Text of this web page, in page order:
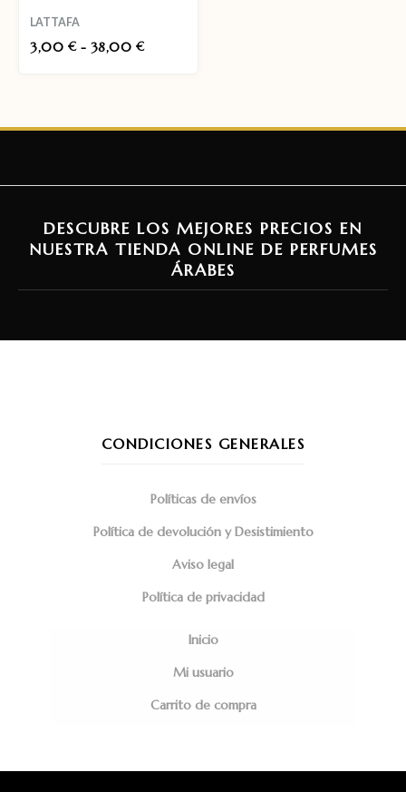
LATTAFA
3,00 € - 38,00 €
DESCUBRE LOS MEJORES PRECIOS EN
NUESTRA TIENDA ONLINE DE PERFUMES
ÁRABES
CONDICIONES GENERALES
Políticas de envíos
Política de devolución y Desistimiento
Aviso legal
Política de privacidad
Inicio
Mi usuario
Carrito de compra